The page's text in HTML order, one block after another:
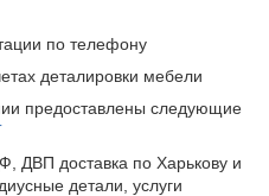
по телефону
деталировки мебели
предоставлены следующие
ДВП доставка по Харькову и
детали, услуги